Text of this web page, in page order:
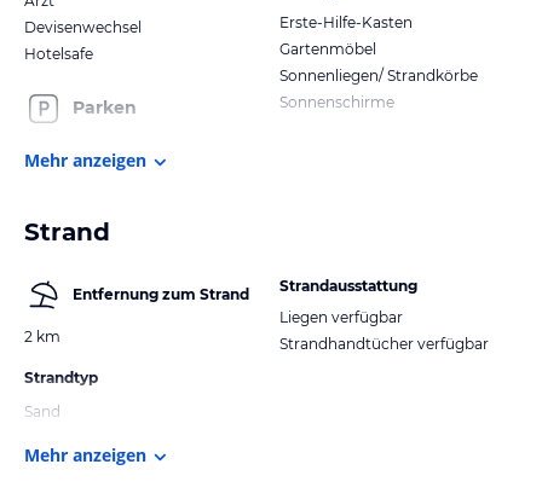
Devisenwechsel
Hotelsafe
Parken
Erste-Hilfe-Kasten
Gartenmöbel
Sonnenliegen/ Strandkörbe
Sonnenschirme
Mehr anzeigen
Strand
Entfernung zum Strand
2 km
Strandtyp
Sand
Strandausstattung
Liegen verfügbar
Strandhandtücher verfügbar
Mehr anzeigen